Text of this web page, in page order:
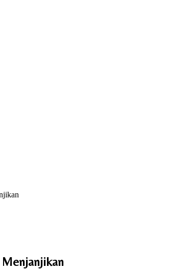
Menjanjikan